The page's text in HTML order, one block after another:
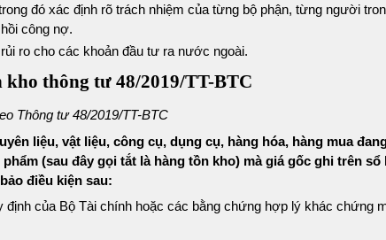
đó xác định rõ trách nhiệm của từng bộ phận, từng người
công nợ.
ro cho các khoản đầu tư ra nước ngoài.
thông tư 48/2019/TT-BTC
Thông tư 48/2019/TT-BTC
liệu, vật liệu, công cụ, dụng cụ, hàng hóa, hàng mua
(sau đây gọi tắt là hàng tồn kho) mà giá gốc ghi trên
điều kiện sau:
của Bộ Tài chính hoặc các bằng chứng hợp lý khác chứng